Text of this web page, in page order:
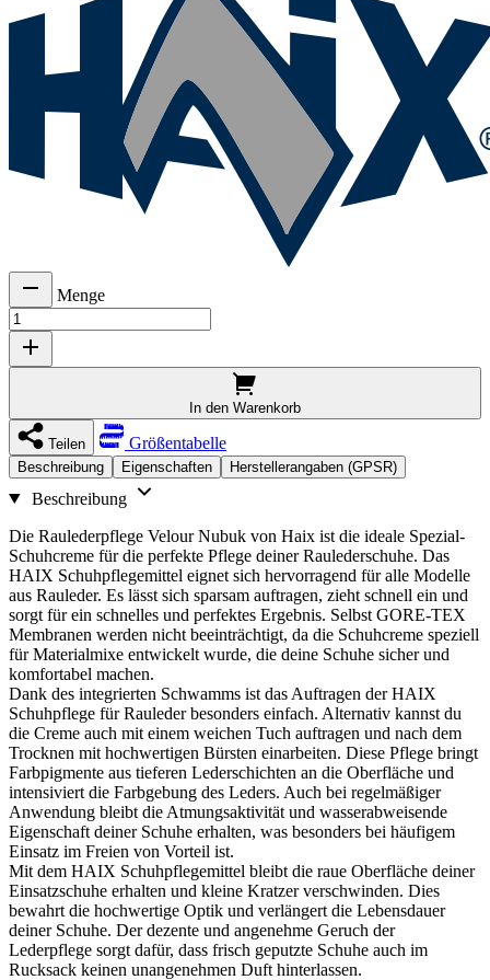
Menge
In den Warenkorb
Teilen Größentabelle
Beschreibung Eigenschaften Herstellerangaben (GPSR)
Beschreibung
Die Raulederpflege Velour Nubuk von Haix ist die ideale Spezial-
Schuhcreme für die perfekte Pflege deiner Raulederschuhe. Das
HAIX Schuhpflegemittel eignet sich hervorragend für alle Modelle
aus Rauleder. Es lässt sich sparsam auftragen, zieht schnell ein und
sorgt für ein schnelles und perfektes Ergebnis. Selbst GORE-TEX
Membranen werden nicht beeinträchtigt, da die Schuhcreme speziell
für Materialmixe entwickelt wurde, die deine Schuhe sicher und
komfortabel machen.
Dank des integrierten Schwamms ist das Auftragen der HAIX
Schuhpflege für Rauleder besonders einfach. Alternativ kannst du
die Creme auch mit einem weichen Tuch auftragen und nach dem
Trocknen mit hochwertigen Bürsten einarbeiten. Diese Pflege bringt
Farbpigmente aus tieferen Lederschichten an die Oberfläche und
intensiviert die Farbgebung des Leders. Auch bei regelmäßiger
Anwendung bleibt die Atmungsaktivität und wasserabweisende
Eigenschaft deiner Schuhe erhalten, was besonders bei häufigem
Einsatz im Freien von Vorteil ist.
Mit dem HAIX Schuhpflegemittel bleibt die raue Oberfläche deiner
Einsatzschuhe erhalten und kleine Kratzer verschwinden. Dies
bewahrt die hochwertige Optik und verlängert die Lebensdauer
deiner Schuhe. Der dezente und angenehme Geruch der
Lederpflege sorgt dafür, dass frisch geputzte Schuhe auch im
Rucksack keinen unangenehmen Duft hinterlassen.